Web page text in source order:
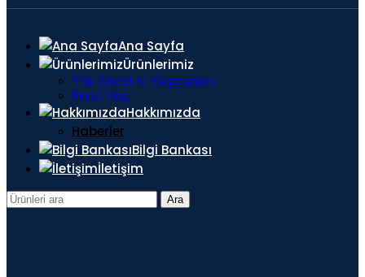
Ana Sayfa
Ürünlerimiz
Yük Zinciri ve Ekipmanları
Portal Vinç
Hakkımızda
Haberler
Bilgi Bankası
İletişim
Ara